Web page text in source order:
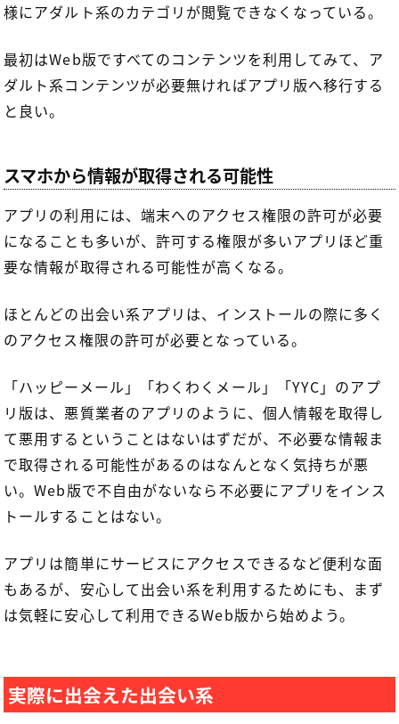
様にアダルト系のカテゴリが閲覧できなくなっている。
最初はWeb版ですべてのコンテンツを利用してみて、ア
ダルト系コンテンツが必要無ければアプリ版へ移行する
と良い。
スマホから情報が取得される可能性
アプリの利用には、端末へのアクセス権限の許可が必要
になることも多いが、許可する権限が多いアプリほど重
要な情報が取得される可能性が高くなる。
ほとんどの出会い系アプリは、インストールの際に多く
のアクセス権限の許可が必要となっている。
「ハッピーメール」「わくわくメール」「YYC」のアプ
リ版は、悪質業者のアプリのように、個人情報を取得し
て悪用するということはないはずだが、不必要な情報ま
で取得される可能性があるのはなんとなく気持ちが悪
い。Web版で不自由がないなら不必要にアプリをインス
トールすることはない。
アプリは簡単にサービスにアクセスできるなど便利な面
もあるが、安心して出会い系を利用するためにも、まず
は気軽に安心して利用できるWeb版から始めよう。
実際に出会えた出会い系